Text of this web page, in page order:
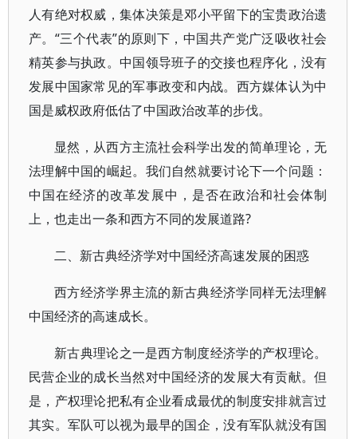
人有绝对权威，集体决策是邓小平留下的宝贵政治遗
产。“三个代表”的原则下，中国共产党广泛吸收社会
精英参与执政。中国领导班子的交接也程序化，没有
发展中国家常见的军事政变和内战。西方媒体认为中
国是威权政府低估了中国政治改革的步伐。
显然，从西方主流社会科学出发的简单理论，无
法理解中国的崛起。我们自然就要讨论下一个问题：
中国在经济的改革发展中，是否在政治和社会体制
上，也走出一条和西方不同的发展道路?
二、新古典经济学对中国经济高速发展的困惑
西方经济学界主流的新古典经济学同样无法理解
中国经济的高速成长。
新古典理论之一是西方制度经济学的产权理论。
民营企业的成长当然对中国经济的发展大有贡献。但
是，产权理论把私有企业看成最优的制度安排就言过
其实。军队可以视为最早的国企，没有军队就没有国